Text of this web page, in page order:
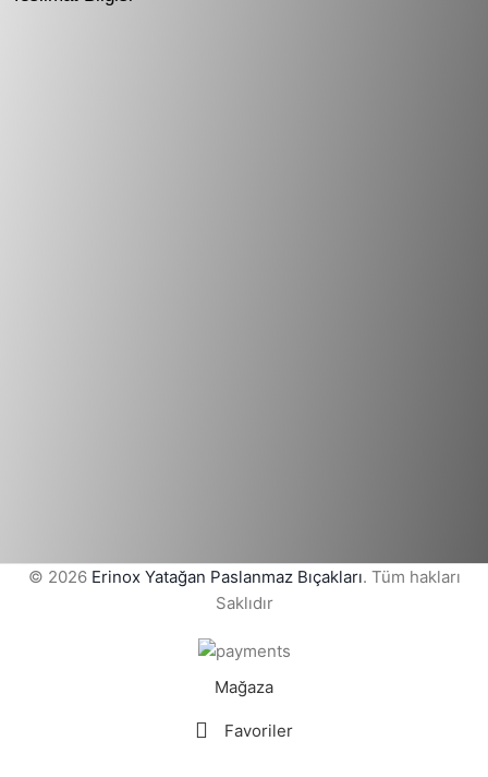
© 2026 Erinox Yatağan Paslanmaz Bıçakları. Tüm hakları
Saklıdır
Mağaza
Favoriler